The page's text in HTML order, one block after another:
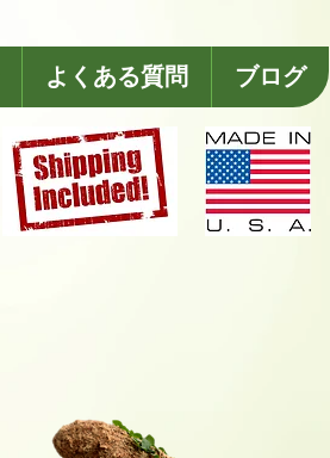
よくある質問 ブログ